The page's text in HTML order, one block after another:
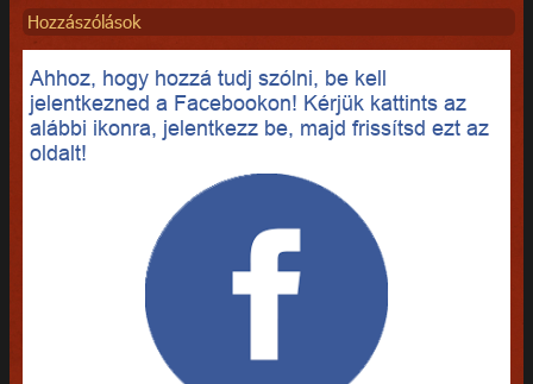
Hozzászólások
Ahhoz, hogy hozzá tudj szólni, be kell
jelentkezned a Facebookon! Kérjük kattints az
alábbi ikonra, jelentkezz be, majd frissítsd ezt az
oldalt!